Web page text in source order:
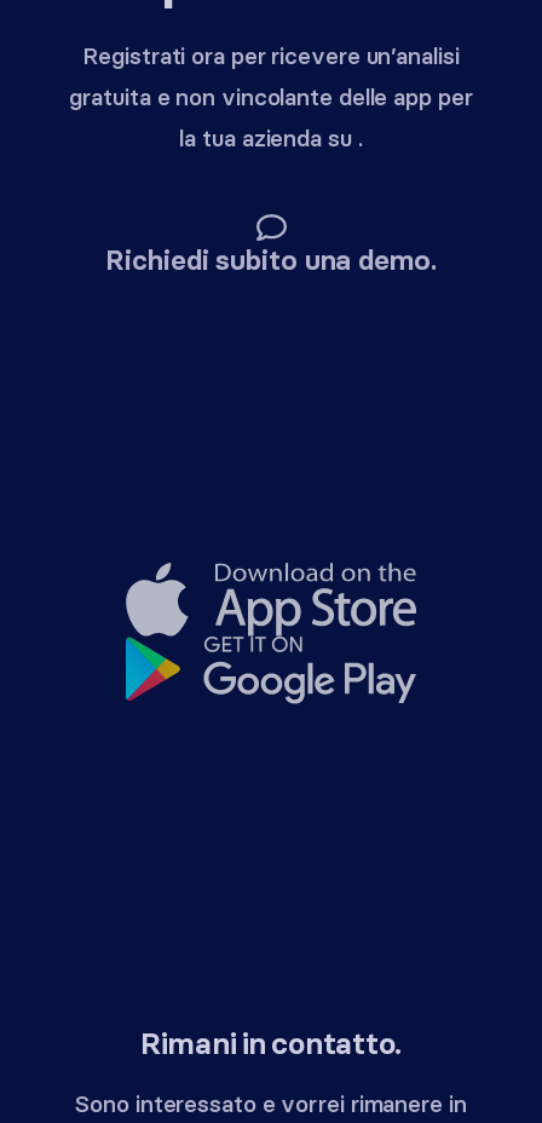
Registrati ora per ricevere un’analisi
gratuita e non vincolante delle app per
la tua azienda su .
Richiedi subito una demo.
Rimani in contatto.
Sono interessato e vorrei rimanere in